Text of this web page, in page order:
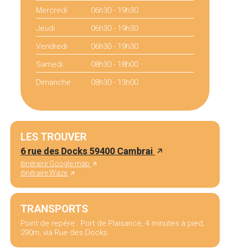
Mercredi
06h30 - 19h30
Jeudi
06h30 - 19h30
Vendredi
06h30 - 19h30
Samedi
08h30 - 18h00
Dimanche
08h30 - 13h00
LES TROUVER
6 rue des Docks 59400 Cambrai
itinéraire Google map
itinéraire Waze
TRANSPORTS
Point de repère : Port de Plaisance, 4 minutes à pied,
290m, via Rue des Docks.